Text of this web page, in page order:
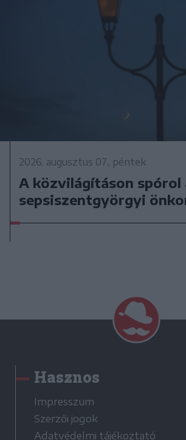
2026. augusztus 07., péntek
A közvilágításon spórol
sepsiszentgyörgyi
Hasznos
Impresszum
Szerzői jogok
Adatvédelmi tájékoztató